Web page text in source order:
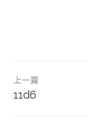
文
章
上一篇
11d6